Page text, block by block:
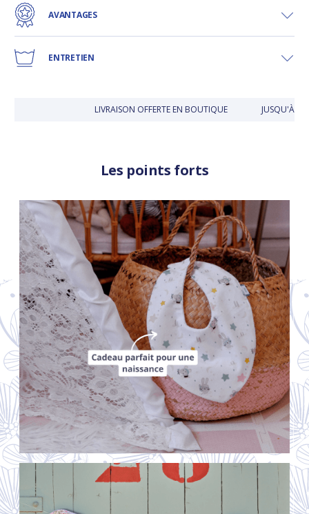
AVANTAGES
ENTRETIEN
LIVRAISON OFFERTE EN BOUTIQUE JUSQU'À 30
Les points forts